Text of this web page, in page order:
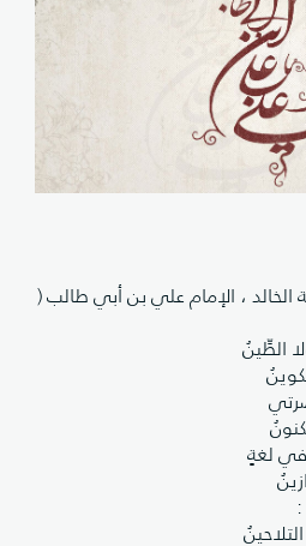
الخالد ، الإمام علي بن أبي طالب (
الطِّينُ
لغةٍ